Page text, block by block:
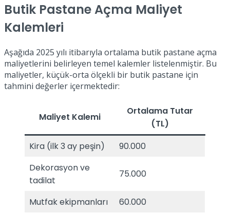
Butik Pastane Açma Maliyet
Kalemleri
Aşağıda 2025 yılı itibarıyla ortalama butik pastane açma
maliyetlerini belirleyen temel kalemler listelenmiştir. Bu
maliyetler, küçük-orta ölçekli bir butik pastane için
tahmini değerler içermektedir:
Maliyet Kalemi
Ortalama Tutar
(TL)
Kira (ilk 3 ay peşin)
90.000
Dekorasyon ve
tadilat
75.000
Mutfak ekipmanları 60.000